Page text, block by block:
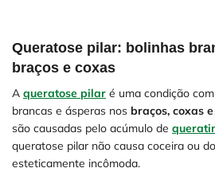
Queratose pilar: bolinhas
braços e coxas
A queratose pilar é uma condição
brancas e ásperas nos braços, coxas
são causadas pelo acúmulo de
queratose pilar não causa coceira ou
esteticamente incômoda.